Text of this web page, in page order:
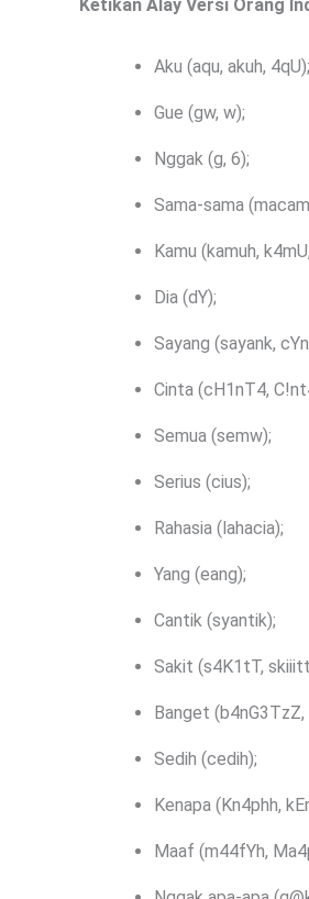
Ketikan Alay Versi Orang
Aku (aqu, akuh, 4qU);
Gue (gw, w);
Nggak (g, 6);
Sama-sama
Kamu (kamuh,
Dia (dY);
Sayang (sayank,
Cinta (cH1nT4,
Semua (semw);
Serius (cius);
Rahasia (lahacia);
Yang (eang);
Cantik (syantik);
Sakit (s4K1tT,
Banget
Sedih (cedih);
Kenapa (Kn4phh,
Maaf (m44fYh,